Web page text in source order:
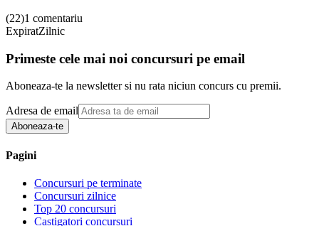
(22)1 comentariu
ExpiratZilnic
Primeste cele mai noi concursuri pe email
Aboneaza-te la newsletter si nu rata niciun concurs cu premii.
Adresa de email
Aboneaza-te
Pagini
Concursuri pe terminate
Concursuri zilnice
Top 20 concursuri
Castigatori concursuri